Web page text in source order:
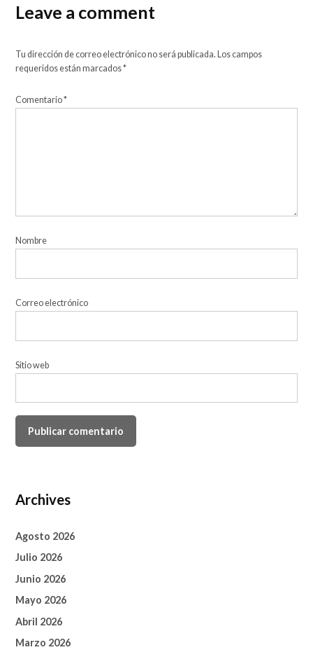
Leave a comment
Tu dirección de correo electrónico no será publicada. Los campos
requeridos están marcados*
Comentario*
Nombre
Correo electrónico
Sitio web
Archives
Agosto 2026
Julio 2026
Junio 2026
Mayo 2026
Abril 2026
Marzo 2026